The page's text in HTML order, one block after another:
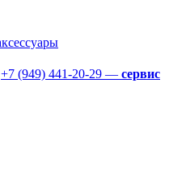
+7 (949) 441-20-29 — сервис